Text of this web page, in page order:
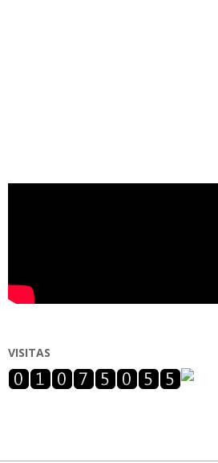
VISITAS